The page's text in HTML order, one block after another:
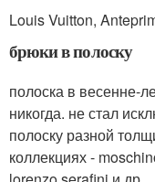
Louis Vuitton,
брюки в полоску
полоска в весенне-
никогда. не стал
полоску разной
коллекциях -